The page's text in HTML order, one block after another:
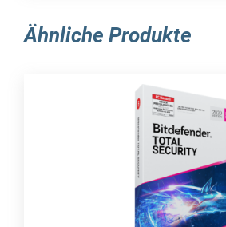
dem neuesten Stand der
Sie mit der McAfee Total
exzellente Wahl. Die Software
Palette von Methoden, die einen
Schutz vor sämtlichen Arten von
im Alltag gewährleisten. Ganz
um Malware, Trojaner oder
handelt, mit der Software-Suite
Ähnliche Produkte